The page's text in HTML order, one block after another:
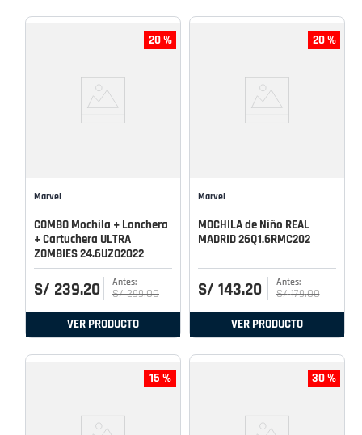
20 %
Marvel
COMBO Mochila + Lonchera
+ Cartuchera ULTRA
ZOMBIES 24.6UZO2022
S/ 239.20 S/ 299.00
VER PRODUCTO
20 %
Marvel
MOCHILA de Niño REAL
MADRID 26Q1.6RMC202
S/ 143.20 S/ 179.00
VER PRODUCTO
15 % 30 %